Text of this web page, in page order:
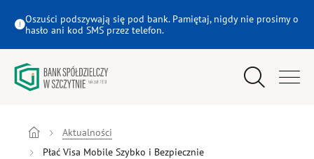
Oszuści podszywają się pod bank. Pamiętaj, nigdy nie prosimy o
hasło ani kod SMS przez telefon.
Wyszukiwarka
Klient indywidualny
Aktualności
Płać Visa Mobile Szybko i Bezpiecznie